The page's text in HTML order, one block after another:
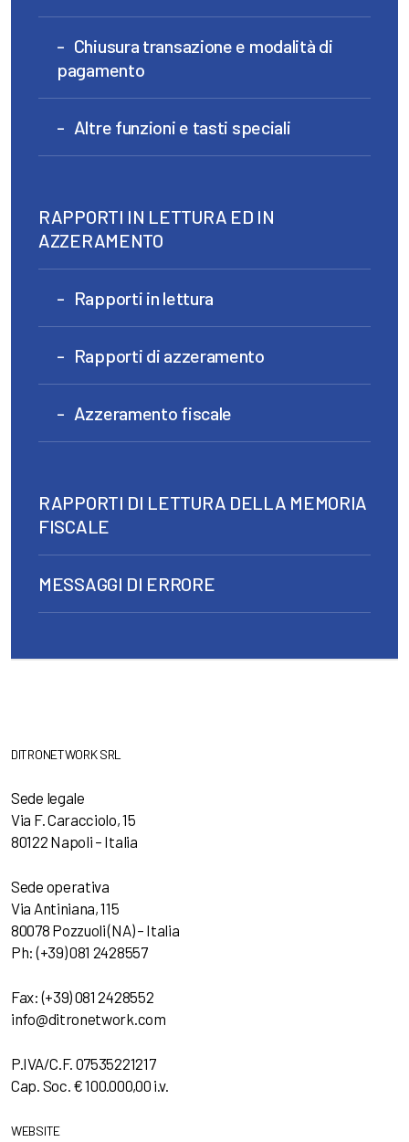
Chiusura transazione e modalità di
pagamento
Altre funzioni e tasti speciali
RAPPORTI IN LETTURA ED IN
AZZERAMENTO
Rapporti in lettura
Rapporti di azzeramento
Azzeramento fiscale
RAPPORTI DI LETTURA DELLA MEMORIA
FISCALE
MESSAGGI DI ERRORE
DITRONETWORK SRL
Sede legale
Via F. Caracciolo, 15
80122 Napoli – Italia
Sede operativa
Via Antiniana, 115
80078 Pozzuoli (NA) – Italia
Ph: (+39) 081 2428557
Fax: (+39) 081 2428552
info@ditronetwork.com
P.IVA/C.F. 07535221217
Cap. Soc. € 100.000,00 i.v.
WEBSITE